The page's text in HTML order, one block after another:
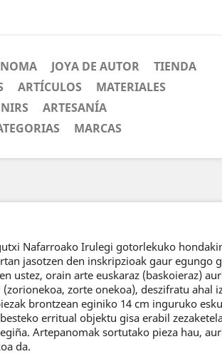
JOYA DE AUTOR
TIENDA
ARTÍCULOS
MATERIALES
ARTESANÍA
MARCAS
Nafarroako Irulegi gotorlekuko
jasotzen den inskripzioak gaur egungo
ustez, orain arte euskaraz (baskoieraz)
(zorionekoa, zorte onekoa), deszifratu ahal
brontzean eginiko 14 cm inguruko
erritual objektu gisa erabil
Artepanomak sortutako pieza hau,
da.